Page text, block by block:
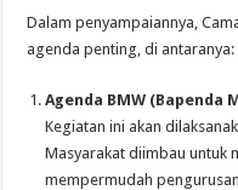
Dalam penyampaiannya,
agenda penting, di antaranya:
Agenda BMW (Bapenda
Kegiatan ini akan
Masyarakat diimbau untuk
mempermudah